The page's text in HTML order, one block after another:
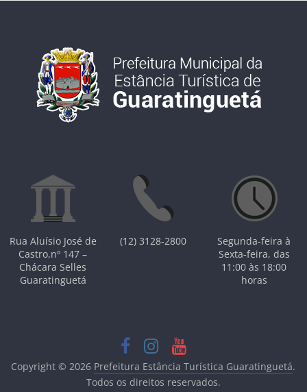
Rua Aluísio José de
Castro,nº 147 –
Chácara Selles
Guaratinguetá
(12) 3128-2800
Segunda-feira à
Sexta-feira, das
11:00 às 18:00
horas
Copyright © 2026 Prefeitura Estância Turística Guaratinguetá.
Todos os direitos reservados.